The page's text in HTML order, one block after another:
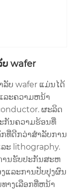
wafer
ບ wafer ແມ່ນໄດ້
ລະຄວາມຫນ້າ
ຜະລິດ
ກັນຄວາມຮ້ອນທີ່
ທີ່ດີກວ່າສໍາລັບການ
ະ lithography.
ານຮັບປະກັນສະຫ
ແລະການປັບປຸງຜົນ
າງເລືອກທີ່ຫນ້າ